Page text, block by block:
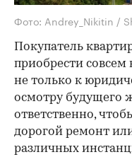
Фото: Andrey_Nikitin /
Покупатель
приобрести
не только к
осмотру будущего
ответственно,
дорогой ремонт
различных